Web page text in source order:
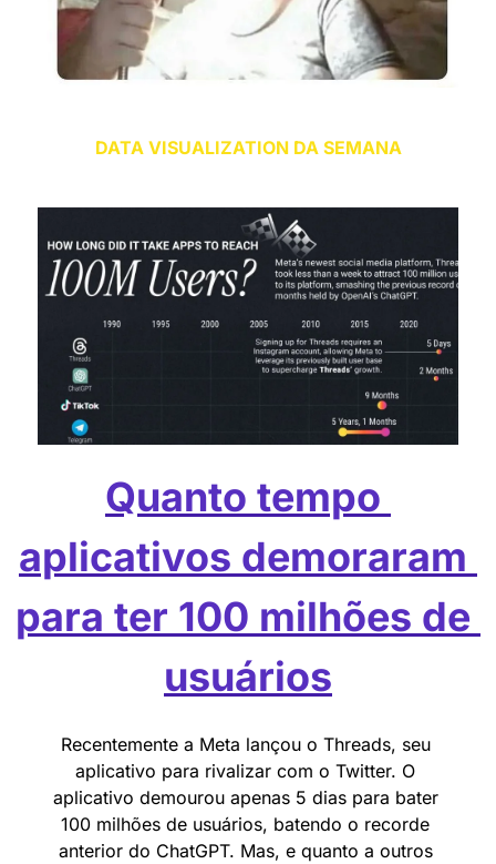
DATA VISUALIZATION DA SEMANA
Quanto tempo
aplicativos demoraram
para ter 100 milhões de
usuários
Recentemente a Meta lançou o Threads, seu
aplicativo para rivalizar com o Twitter. O
aplicativo demourou apenas 5 dias para bater
100 milhões de usuários, batendo o recorde
anterior do ChatGPT. Mas, e quanto a outros